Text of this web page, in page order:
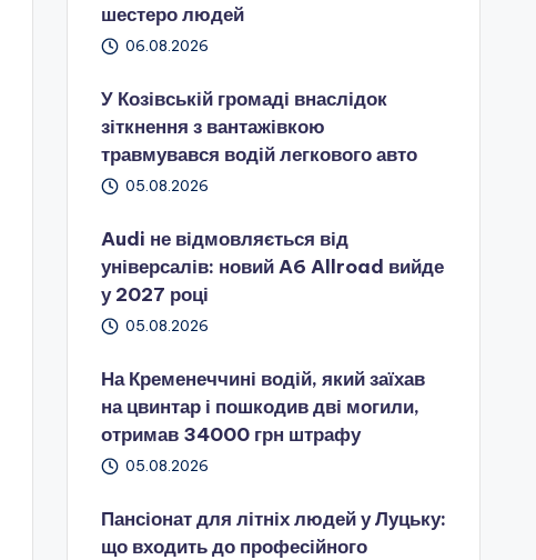
шестеро людей
06.08.2026
У Козівській громаді внаслідок
зіткнення з вантажівкою
травмувався водій легкового авто
05.08.2026
Audi не відмовляється від
універсалів: новий A6 Allroad вийде
у 2027 році
05.08.2026
На Кременеччині водій, який заїхав
на цвинтар і пошкодив дві могили,
отримав 34000 грн штрафу
05.08.2026
Пансіонат для літніх людей у Луцьку:
що входить до професійного